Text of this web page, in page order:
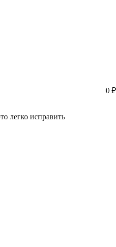
0 ₽
легко исправить